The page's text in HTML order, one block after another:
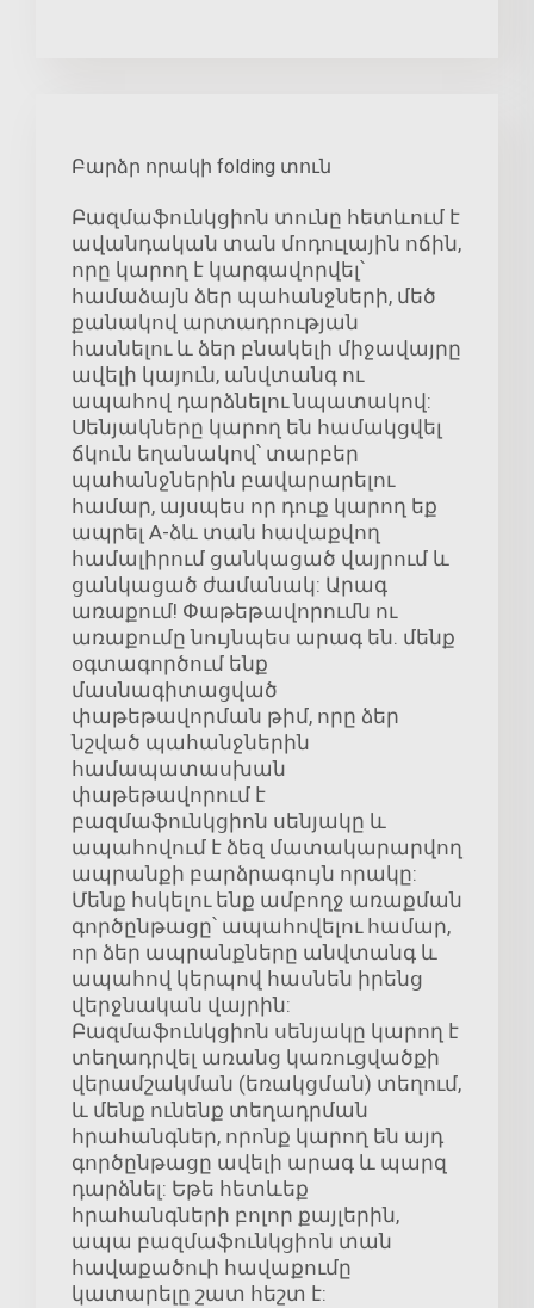
Բարձր որակի folding տուն
Բազմաֆունկցիոն տունը հետևում է
ավանդական տան մոդուլային ոճին,
որը կարող է կարգավորվել՝
համաձայն ձեր պահանջների, մեծ
քանակով արտադրության
հասնելու և ձեր բնակելի միջավայրը
ավելի կայուն, անվտանգ ու
ապահով դարձնելու նպատակով:
Սենյակները կարող են համակցվել
ճկուն եղանակով՝ տարբեր
պահանջներին բավարարելու
համար, այսպես որ դուք կարող եք
ապրել A-ձև տան հավաքվող
համալիրում ցանկացած վայրում և
ցանկացած ժամանակ: Արագ
առաքում! Փաթեթավորումն ու
առաքումը նույնպես արագ են. մենք
օգտագործում ենք
մասնագիտացված
փաթեթավորման թիմ, որը ձեր
նշված պահանջներին
համապատասխան
փաթեթավորում է
բազմաֆունկցիոն սենյակը և
ապահովում է ձեզ մատակարարվող
ապրանքի բարձրագույն որակը:
Մենք հսկելու ենք ամբողջ առաքման
գործընթացը՝ ապահովելու համար,
որ ձեր ապրանքները անվտանգ և
ապահով կերպով հասնեն իրենց
վերջնական վայրին:
Բազմաֆունկցիոն սենյակը կարող է
տեղադրվել առանց կառուցվածքի
վերամշակման (եռակցման) տեղում,
և մենք ունենք տեղադրման
հրահանգներ, որոնք կարող են այդ
գործընթացը ավելի արագ և պարզ
դարձնել: Եթե հետևեք
հրահանգների բոլոր քայլերին,
ապա բազմաֆունկցիոն տան
հավաքածուի հավաքումը
կատարելը շատ հեշտ է: